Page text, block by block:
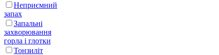
Неприємний
запах
Запальні
захворювання
горла і глотки
Тонзиліт